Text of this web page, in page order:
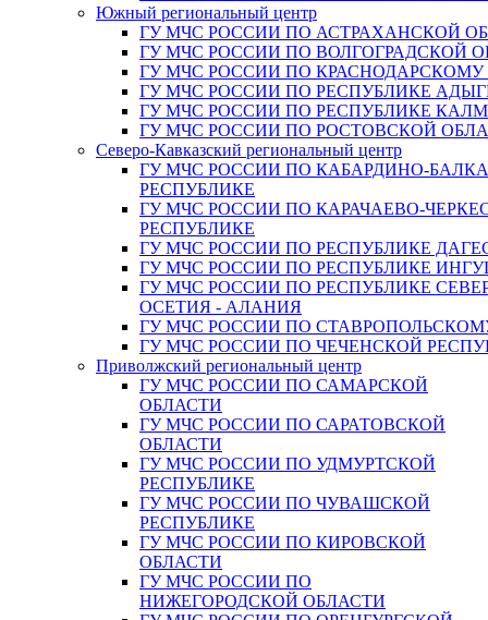
Южный региональный центр
ГУ МЧС РОССИИ ПО АСТРАХАНСКОЙ
ГУ МЧС РОССИИ ПО ВОЛГОГРАДСКОЙ
ГУ МЧС РОССИИ ПО
ГУ МЧС РОССИИ ПО РЕСПУБЛИКЕ
ГУ МЧС РОССИИ ПО РЕСПУБЛИКЕ
ГУ МЧС РОССИИ ПО РОСТОВСКОЙ
Северо-Кавказский региональный центр
ГУ МЧС РОССИИ ПО КАБАРДИНО-
РЕСПУБЛИКЕ
ГУ МЧС РОССИИ ПО КАРАЧАЕВО-
РЕСПУБЛИКЕ
ГУ МЧС РОССИИ ПО РЕСПУБЛИКЕ
ГУ МЧС РОССИИ ПО РЕСПУБЛИКЕ
ГУ МЧС РОССИИ ПО РЕСПУБЛИКЕ
ОСЕТИЯ - АЛАНИЯ
ГУ МЧС РОССИИ ПО
ГУ МЧС РОССИИ ПО ЧЕЧЕНСКОЙ
Приволжский региональный центр
ГУ МЧС РОССИИ ПО САМАРСКОЙ
ОБЛАСТИ
ГУ МЧС РОССИИ ПО САРАТОВСКОЙ
ОБЛАСТИ
ГУ МЧС РОССИИ ПО УДМУРТСКОЙ
РЕСПУБЛИКЕ
ГУ МЧС РОССИИ ПО ЧУВАШСКОЙ
РЕСПУБЛИКЕ
ГУ МЧС РОССИИ ПО КИРОВСКОЙ
ОБЛАСТИ
ГУ МЧС РОССИИ ПО
НИЖЕГОРОДСКОЙ ОБЛАСТИ